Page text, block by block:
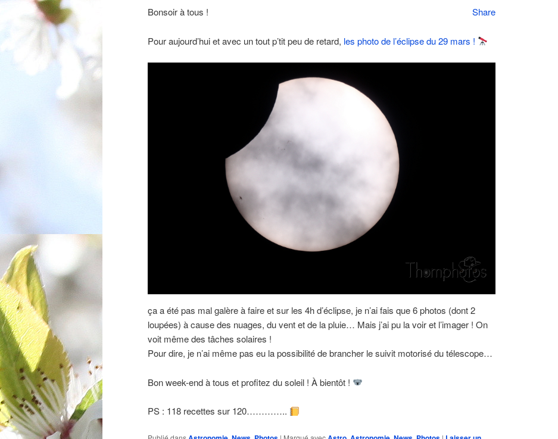
Share
Bonsoir à tous !
Pour aujourd’hui et avec un tout p’tit peu de retard, les photo de l’éclipse du 29 mars !
ça a été pas mal galère à faire et sur les 4h d’éclipse, je n’ai fais que 6 photos (dont 2
loupées) à cause des nuages, du vent et de la pluie… Mais j’ai pu la voir et l’imager ! On
voit même des tâches solaires !
Pour dire, je n’ai même pas eu la possibilité de brancher le suivit motorisé du télescope…
Bon week-end à tous et profitez du soleil ! À bientôt !
PS : 118 recettes sur 120…………..